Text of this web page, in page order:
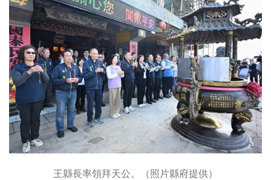
王縣長率領拜天公。（照片縣府提供）